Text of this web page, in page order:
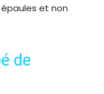
et non
de